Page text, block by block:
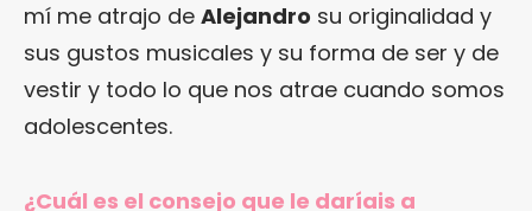
mí me atrajo de Alejandro su originalidad y
sus gustos musicales y su forma de ser y de
vestir y todo lo que nos atrae cuando somos
adolescentes.
¿Cuál es el consejo que le daríais a